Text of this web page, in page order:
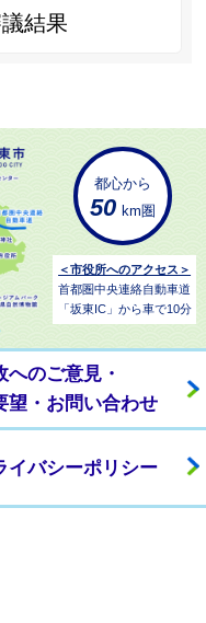
結果
都心から
50 km圏
＜市役所へのアクセス＞
首都圏中央連絡自動車道
「坂東IC」から車で10分
へのご意見・
望・お問い合わせ
イバシーポリシー